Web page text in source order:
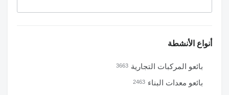
أنواع الأنشطة
بائعو المركبات التجارية 3663
بائعو معدات البناء 2463